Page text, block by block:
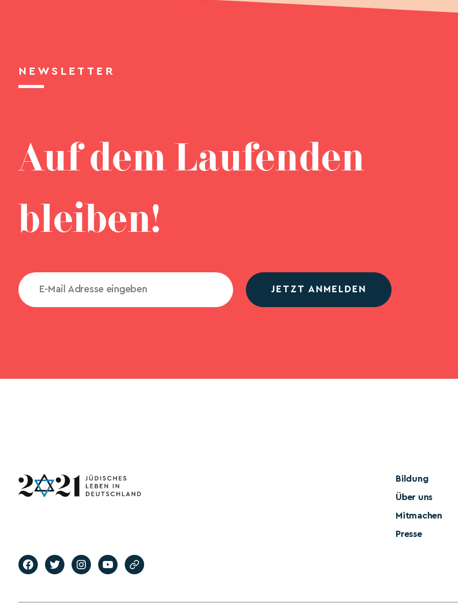
NEWSLETTER
Auf dem Laufenden
bleiben!
JETZT ANMELDEN
Bildung
Über uns
Mitmachen
Presse